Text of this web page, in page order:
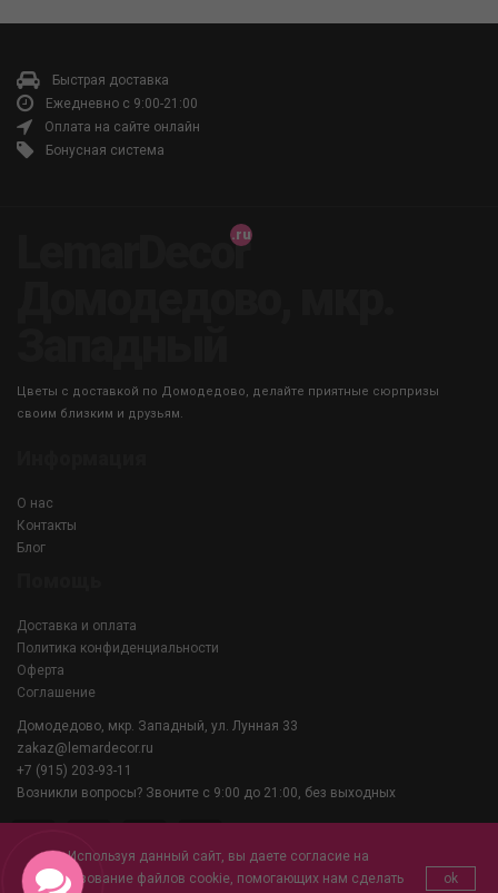
Быстрая доставка
Ежедневно с 9:00-21:00
Оплата на сайте онлайн
Бонусная система
LemarDecor
Цветы с доставкой по Домодедово, делайте приятные сюрпризы
своим близким и друзьям.
О нас
Контакты
Блог
Доставка и оплата
Политика конфиденциальности
Оферта
Соглашение
Домодедово, мкр. Западный, ул. Лунная 33
zakaz@lemardecor.ru
+7 (915) 203-93-11
Возникли вопросы? Звоните с 9:00 до 21:00, без выходных
Используя данный сайт, вы даете согласие на
использование файлов cookie, помогающих нам сделать
ok